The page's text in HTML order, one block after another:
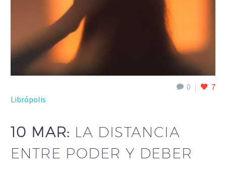
0
7
Librópolis
10 MAR: LA DISTANCIA
ENTRE PODER Y DEBER